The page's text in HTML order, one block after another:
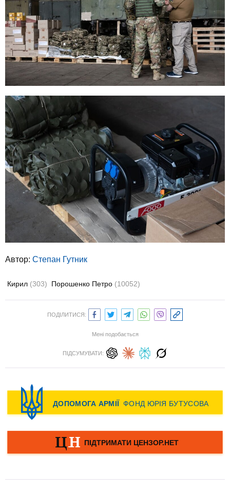
Автор: Степан Гутник
Кирил (303) Порошенко Петро (10052)
ПОДІЛИТИСЯ:
Мені подобається
ПІДСУМУВАТИ: